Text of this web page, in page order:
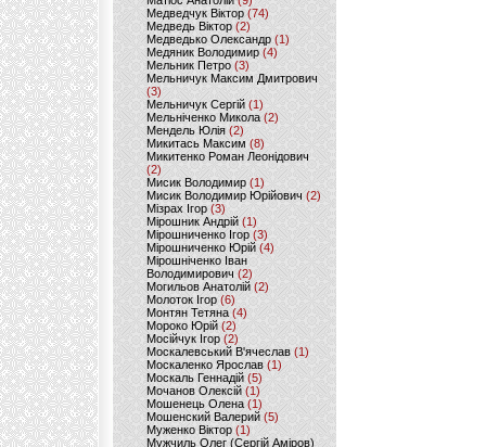
Медведчук Віктор(74)
Медведь Віктор (2)
Медведько Олександр (1)
Медяник Володимир(4)
Мельник Петро (3)
Мельничук Максим Дмитрович
(3)
Мельничук Сергій (1)
Мельніченко Микола (2)
Мендель Юлія (2)
Микитась Максим (8)
Микитенко Роман Леонідович
(2)
Мисик Володимир (1)
Мисик Володимир Юрійович(2)
Мізрах Ігор(3)
Мірошник Андрій(1)
Мірошниченко Ігор (3)
Мірошниченко Юрій(4)
Мірошніченко Іван
Володимирович (2)
Могильов Анатолій (2)
Молоток Ігор (6)
Монтян Тетяна (4)
Мороко Юрій(2)
Мосійчук Ігор (2)
Москалевський В'ячеслав (1)
Москаленко Ярослав (1)
Москаль Геннадій (5)
Мочанов Олексій(1)
Мошенець Олена(1)
Мошенский Валерий (5)
Муженко Віктор (1)
Мужчиль Олег (Сергій Аміров)